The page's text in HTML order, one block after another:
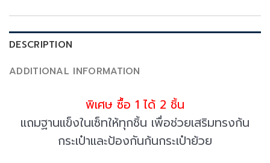
DESCRIPTION
ADDITIONAL INFORMATION
พิเศษ ซื้อ 1 ได้ 2 ชิ้น
แถมฐานแข็งในเซ็ทให้ทุกชิ้น เพื่อช่วยเสริมทรงก้น
กระเป๋าและป้องกันก้นกระเป๋าย้วย